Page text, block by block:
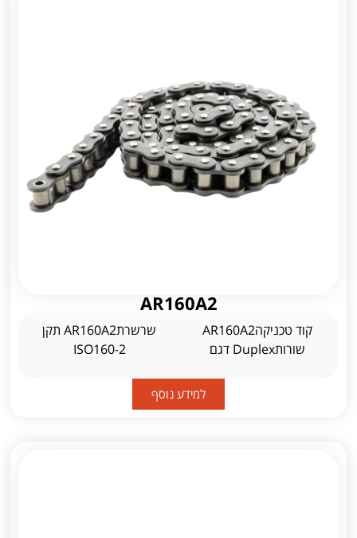
AR160A2
קוד טכניקהAR160A2
שורותDuplex דגם
שרשרתAR160A2 תקן
ISO160-2
למידע נוסף